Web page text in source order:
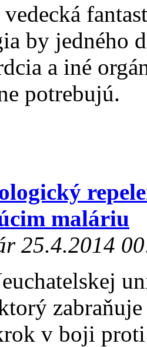
by jedného
a iné
potrebujú.
maláriu
25.4.2014
v boji